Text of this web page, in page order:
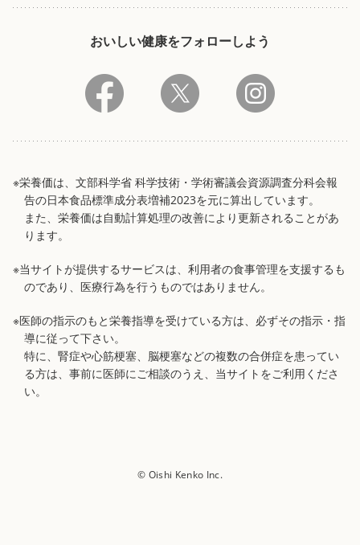
おいしい健康をフォローしよう
※栄養価は、文部科学省 科学技術・学術審議会資源調査分科会報
告の日本食品標準成分表増補2023を元に算出しています。
また、栄養価は自動計算処理の改善により更新されることがあ
ります。
※当サイトが提供するサービスは、利用者の食事管理を支援するも
のであり、医療行為を行うものではありません。
※医師の指示のもと栄養指導を受けている方は、必ずその指示・指
導に従って下さい。
特に、腎症や心筋梗塞、脳梗塞などの複数の合併症を患ってい
る方は、事前に医師にご相談のうえ、当サイトをご利用くださ
い。
© Oishi Kenko Inc.